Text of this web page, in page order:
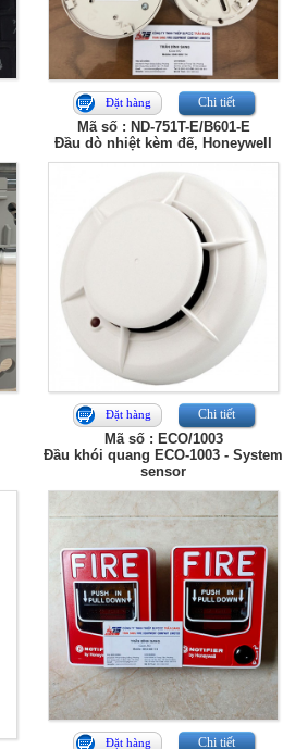
Đặt hàng Chi tiết
Mã số : ND-751T-E/B601-E
Đầu dò nhiệt kèm đế, Honeywell
Đặt hàng Chi tiết
Mã số : ECO/1003
Đầu khói quang ECO-1003 - System
sensor
Đặt hàng Chi tiết